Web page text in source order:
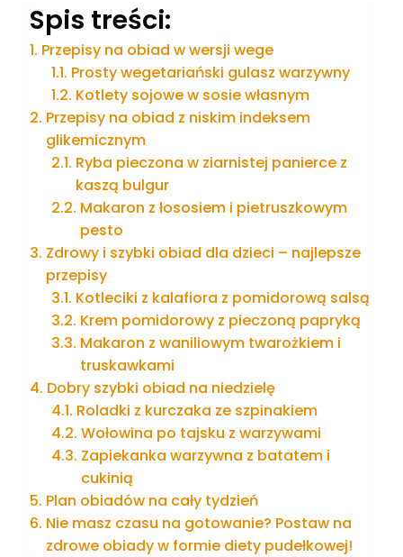
Spis treści:
Przepisy na obiad w wersji wege
Prosty wegetariański gulasz warzywny
Kotlety sojowe w sosie własnym
Przepisy na obiad z niskim indeksem
glikemicznym
Ryba pieczona w ziarnistej panierce z
kaszą bulgur
Makaron z łososiem i pietruszkowym
pesto
Zdrowy i szybki obiad dla dzieci – najlepsze
przepisy
Kotleciki z kalafiora z pomidorową salsą
Krem pomidorowy z pieczoną papryką
Makaron z waniliowym twarożkiem i
truskawkami
Dobry szybki obiad na niedzielę
Roladki z kurczaka ze szpinakiem
Wołowina po tajsku z warzywami
Zapiekanka warzywna z batatem i
cukinią
Plan obiadów na cały tydzień
Nie masz czasu na gotowanie? Postaw na
zdrowe obiady w formie diety pudełkowej!